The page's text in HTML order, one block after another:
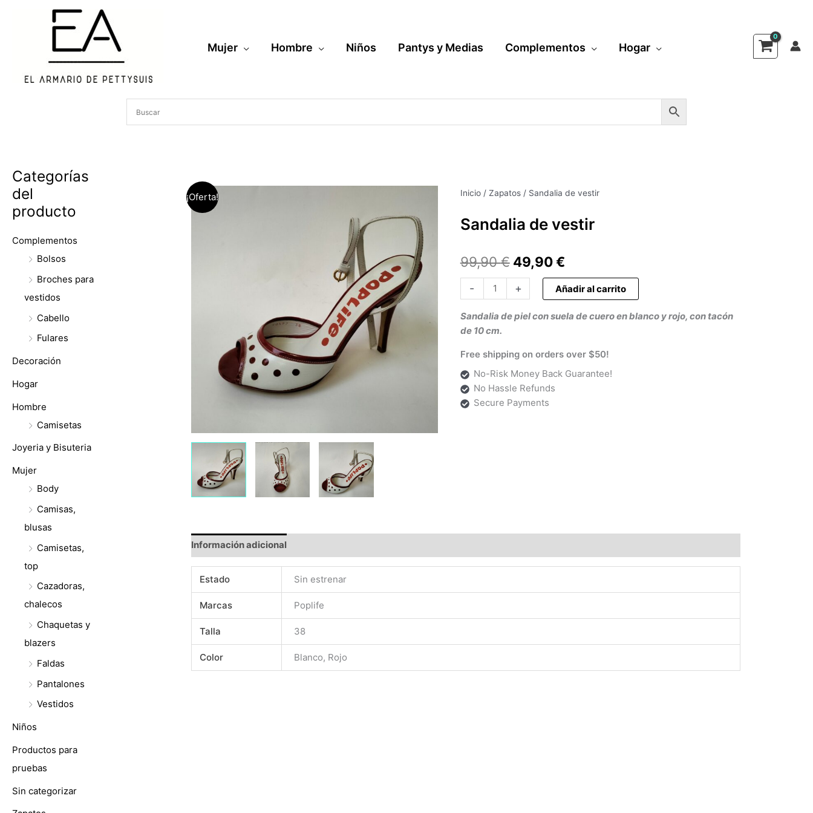
Mujer Hombre Niños Pantys y Medias Complementos Hogar
Categorías
del
producto
Complementos
Bolsos
Broches para
vestidos
Cabello
Fulares
Decoración
Hogar
Hombre
Camisetas
Joyeria y Bisuteria
Mujer
Body
Camisas,
blusas
Camisetas,
top
Cazadoras,
chalecos
Chaquetas y
blazers
Faldas
Pantalones
Vestidos
Niños
Productos para
pruebas
Sin categorizar
Inicio/ Zapatos/ Sandalia de vestir
Sandalia de vestir
99,90€
El
precio
original
era:
49,90€
El
precio
actual
es:
-
Sandalia
vestir
+ Añadir al carrito
Sandalia de piel con suela de cuero en blanco y rojo, con tacón
de 10 cm.
Free shipping on orders over $50!
No-Risk Money Back Guarantee!
No Hassle Refunds
Secure Payments
¡Oferta!
Información adicional
Estado Sin estrenar
Marcas Poplife
Talla 38
Color Blanco, Rojo